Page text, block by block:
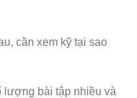
cần xem kỹ tại sao
lượng bài tập nhiều và